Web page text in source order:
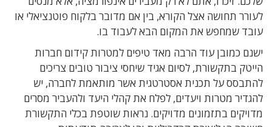
לעורר תחושה אצל הקורא, בין אם מדובר בלקוח פוטנציאלי או
עובד שמחפש את המקום הבא לעבוד בו.
ישנם כמובן עוד הרבה מאד טיפים למטרות קידום חברות
הייטק בתקשורת, לסיום אגיד שיחסי ציבור טובים צריכים
להתבסס על תכנית אסטרטגית אשר מותאמת לחברה, יש
להגדיר מטרות ויעדים, לפלח את קהלי היעד ולהעביר מסרים
מדויקים בתזמונים מדויקים. נראות שוטפת בכלי התקשורת